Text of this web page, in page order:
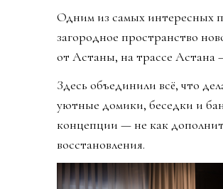
Одним из самых интересных
загородное пространство
от Астаны, на трассе Астана
Здесь объединили всё, что
уютные домики, беседки и
концепции — не как
восстановления.